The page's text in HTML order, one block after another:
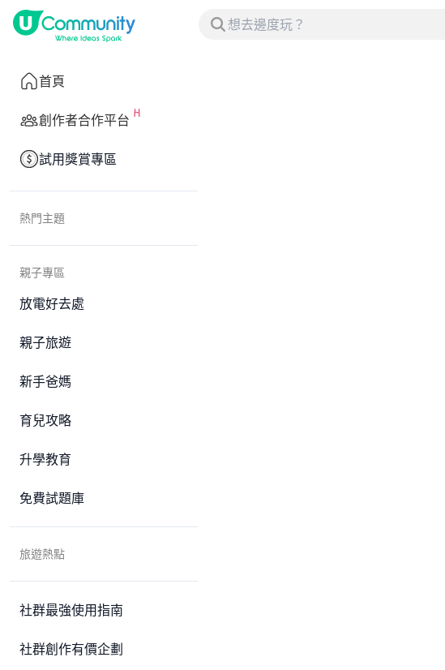
首頁
創作者合作平台
試用獎賞專區
熱門主題
親子專區
放電好去處
親子旅遊
新手爸媽
育兒攻略
升學教育
免費試題庫
旅遊熱點
社群最強使用指南
社群創作有價企劃